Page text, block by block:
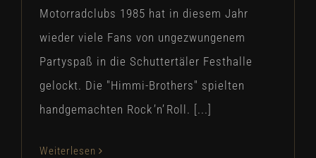
Motorradclubs 1985 hat in diesem Jahr
wieder viele Fans von ungezwungenem
Partyspaß in die Schuttertäler Festhalle
gelockt. Die "Himmi-Brothers" spielten
handgemachten Rock ’n’ Roll. [...]
Weiterlesen